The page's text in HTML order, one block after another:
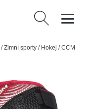
Vyhledávání
/Zimní sporty / Hokej /CCM